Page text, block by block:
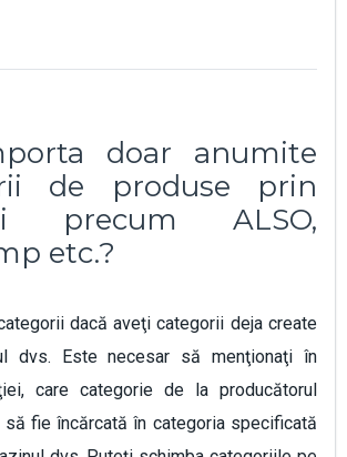
doar anumite
de produse prin
precum ALSO,
etc.?
dacă aveţi categorii deja create
dvs. Este necesar să menţionaţi în
care categorie de la producătorul
fie încărcată în categoria specificată